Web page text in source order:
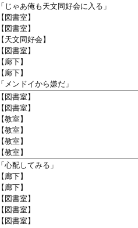
「じゃあ俺も天文同好会に入る」
【図書室】
【図書室】
【天文同好会】
【図書室】
【廊下】
【廊下】
「メンドイから嫌だ」
【図書室】
【図書室】
【教室】
【教室】
【教室】
【教室】
「心配してみる」
【廊下】
【廊下】
【図書室】
【図書室】
【図書室】